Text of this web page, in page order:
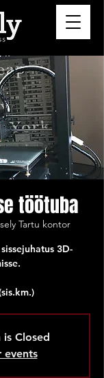
töötuba
Tartu kontor
3D-
Closed
events